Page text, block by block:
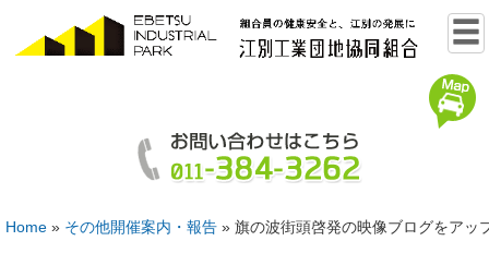
Home » その他開催案内・報告 » 旗の波街頭啓発の映像ブログをアッ